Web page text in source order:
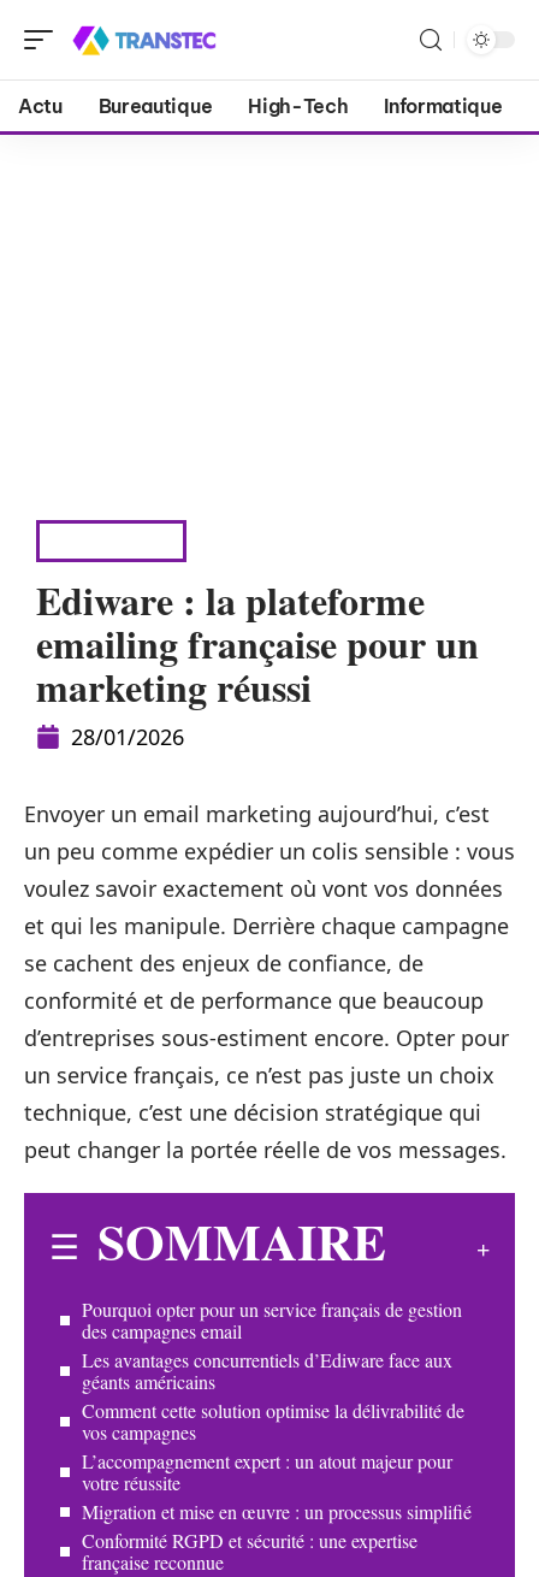
Actu Bureautique High-Tech Informatique
Ediware : la plateforme
emailing française pour un
marketing réussi
28/01/2026
Envoyer un email marketing aujourd’hui, c’est
un peu comme expédier un colis sensible : vous
voulez savoir exactement où vont vos données
et qui les manipule. Derrière chaque campagne
se cachent des enjeux de confiance, de
conformité et de performance que beaucoup
d’entreprises sous-estiment encore. Opter pour
un service français, ce n’est pas juste un choix
technique, c’est une décision stratégique qui
peut changer la portée réelle de vos messages.
SOMMAIRE
Pourquoi opter pour un service français de gestion
des campagnes email
Les avantages concurrentiels d’Ediware face aux
géants américains
Comment cette solution optimise la délivrabilité de
vos campagnes
L’accompagnement expert : un atout majeur pour
votre réussite
Migration et mise en œuvre : un processus simplifié
Conformité RGPD et sécurité : une expertise
française reconnue